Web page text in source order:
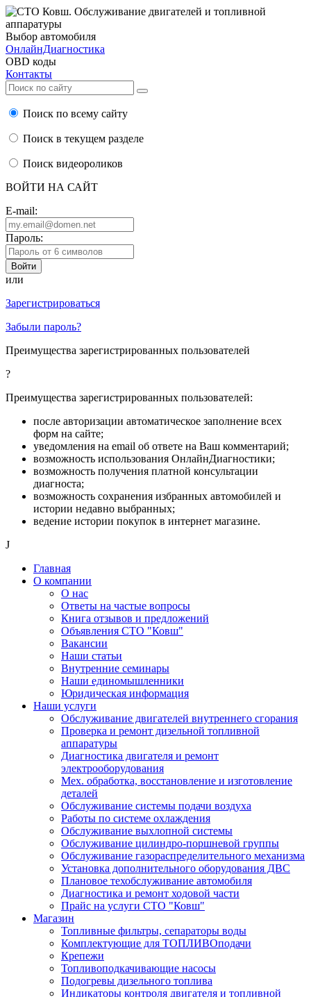
Выбор автомобиля
ОнлайнДиагностика
OBD коды
Контакты
Поиск по всему сайту
Поиск в текущем разделе
Поиск видеороликов
ВОЙТИ НА САЙТ
E-mail:
Пароль:
или
Зарегистрироваться
Забыли пароль?
Преимущества зарегистрированных пользователей
?
Преимущества зарегистрированных пользователей:
после авторизации автоматическое заполнение всех
форм на сайте;
уведомления на email об ответе на Ваш комментарий;
возможность использования ОнлайнДиагностики;
возможность получения платной консультации
диагноста;
возможность сохранения избранных автомобилей и
истории недавно выбранных;
ведение истории покупок в интернет магазине.
J
Главная
О компании
О нас
Ответы на частые вопросы
Книга отзывов и предложений
Объявления СТО "Ковш"
Вакансии
Наши статьи
Внутренние семинары
Наши единомышленники
Юридическая информация
Наши услуги
Обслуживание двигателей внутреннего сгорания
Проверка и ремонт дизельной топливной
аппаратуры
Диагностика двигателя и ремонт
электрооборудования
Мех. обработка, восстановление и изготовление
деталей
Обслуживание системы подачи воздуха
Работы по системе охлаждения
Обслуживание выхлопной системы
Обслуживание цилиндро-поршневой группы
Обслуживание газораспределительного механизма
Установка дополнительного оборудования ДВС
Плановое техобслуживание автомобиля
Диагностика и ремонт ходовой части
Прайс на услуги СТО "Ковш"
Магазин
Топливные фильтры, сепараторы воды
Комплектующие для ТОПЛИВОподачи
Крепежи
Топливоподкачивающие насосы
Подогревы дизельного топлива
Индикаторы контроля двигателя и топливной